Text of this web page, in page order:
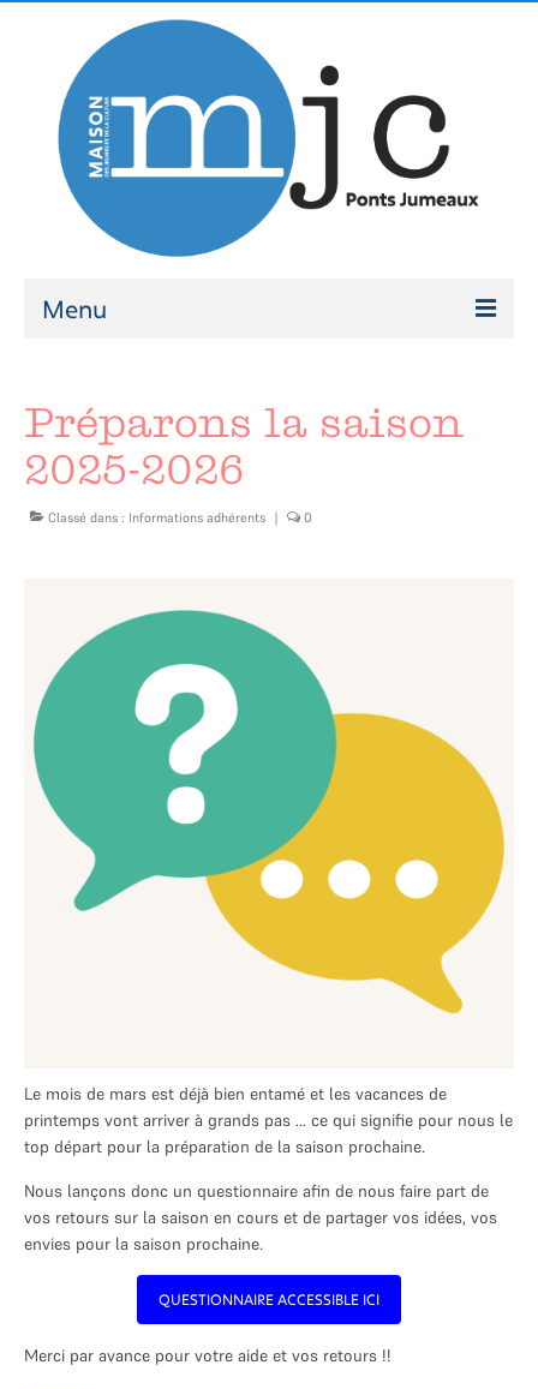
Menu
Ateliers 2026-2027
Modalités d’inscription
Vie de quartier : Participez !
JEUNESSE 11-25 ANS
PROGRAMMATION
Evènements à venir
Evènements de nos partenaires
Evènements passés
LA MJC
Informations adhérents
S’investir à la MJC
Assemblée générale et conseil
d’administration
L’équipe de la MJC
Les intervenant.e.s
Recrutement
Nos partenaires
La MJC et le Collectif JOB
Préparons la saison
2025-2026
Classé dans : Informations adhérents 0
Le mois de mars est déjà bien entamé et les vacances de
printemps vont arriver à grands pas … ce qui signifie pour nous le
top départ pour la préparation de la saison prochaine.
Nous lançons donc un questionnaire afin de nous faire part de
vos retours sur la saison en cours et de partager vos idées, vos
envies pour la saison prochaine.
QUESTIONNAIRE ACCESSIBLE ICI
Merci par avance pour votre aide et vos retours !!